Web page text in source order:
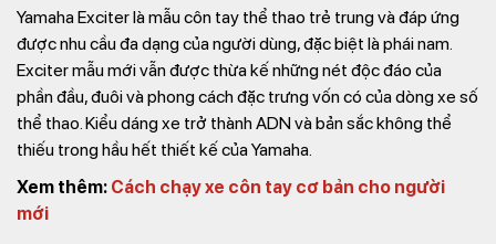
Yamaha Exciter là mẫu côn tay thể thao trẻ trung và đáp ứng
được nhu cầu đa dạng của người dùng, đặc biệt là phái nam.
Exciter mẫu mới vẫn được thừa kế những nét độc đáo của
phần đầu, đuôi và phong cách đặc trưng vốn có của dòng xe số
thể thao. Kiểu dáng xe trở thành ADN và bản sắc không thể
thiếu trong hầu hết thiết kế của Yamaha.
Xem thêm: Cách chạy xe côn tay cơ bản cho người
mới